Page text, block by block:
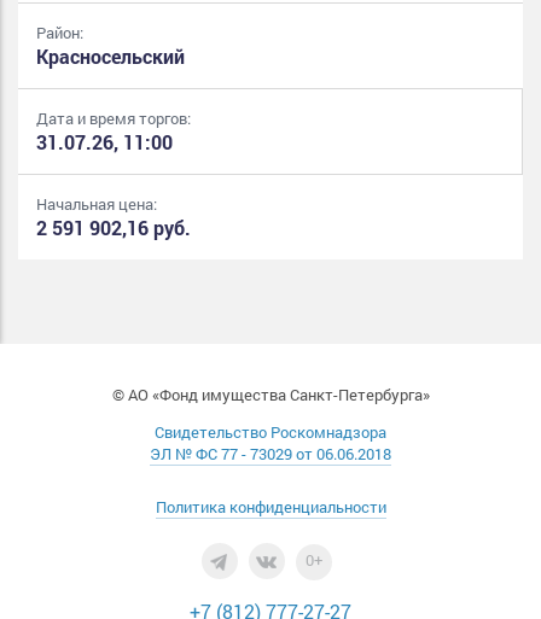
Район:
Красносельский
Дата и время торгов:
31.07.26, 11:00
Начальная цена:
2 591 902,16 руб.
© АО «Фонд имущества Санкт-Петербурга»
Свидетельство Роскомнадзора
ЭЛ № ФС 77 - 73029 от 06.06.2018
Политика конфиденциальности
0+
+7 (812) 777-27-27